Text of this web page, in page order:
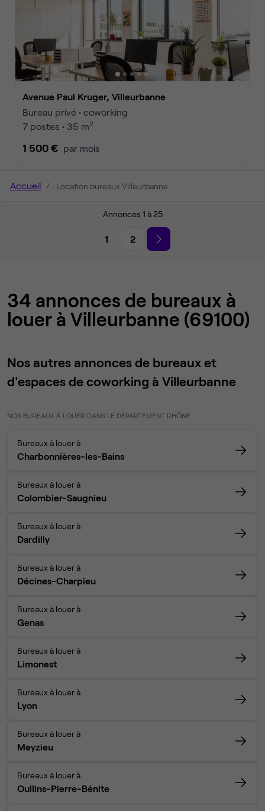
Avenue Paul Kruger, Villeurbanne
Bureau privé • coworking
7 postes • 35 m2
1 500 € par mois
Accueil Location bureaux Villeurbanne
Annonces 1 à 25
1 2
34 annonces de bureaux à
louer à Villeurbanne (69100)
Nos autres annonces de bureaux et
d'espaces de coworking à Villeurbanne
NOS BUREAUX À LOUER DANS LE DÉPARTEMENT RHÔNE
Bureaux à louer à
Charbonnières-les-Bains
Bureaux à louer à
Colombier-Saugnieu
Bureaux à louer à
Dardilly
Bureaux à louer à
Décines-Charpieu
Bureaux à louer à
Genas
Bureaux à louer à
Limonest
Bureaux à louer à
Lyon
Bureaux à louer à
Meyzieu
Bureaux à louer à
Oullins-Pierre-Bénite